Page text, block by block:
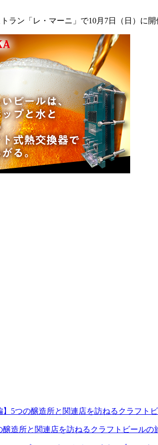
ラン「レ・マーニ」で10月7日（日）に開
造所と関連店を訪ねるクラフトビールの